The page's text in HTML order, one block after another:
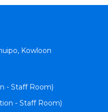
Kowloon
- Staff Room)
- Staff Room)